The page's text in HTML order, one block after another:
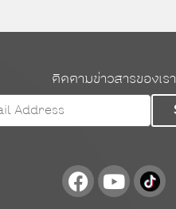
ติดตามข่าวสารของเรา